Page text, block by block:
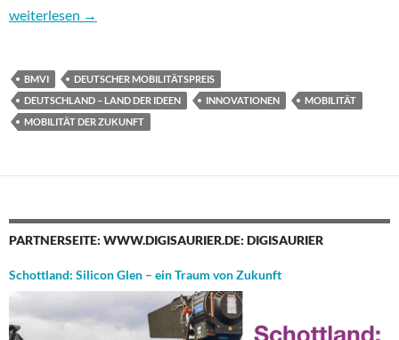
Deutscher Mobilitätspreis: Leuchtturmprojekte für die mobile
weiterlesen →
BMVI
DEUTSCHER MOBILITÄTSPREIS
DEUTSCHLAND – LAND DER IDEEN
INNOVATIONEN
MOBILITÄT
MOBILITÄT DER ZUKUNFT
PARTNERSEITE: WWW.DIGISAURIER.DE: DIGISAURIER
Schottland: Silicon Glen – ein Traum von Zukunft